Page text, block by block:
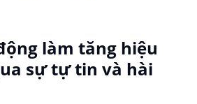
làm tăng hiệu
sự tự tin và hài